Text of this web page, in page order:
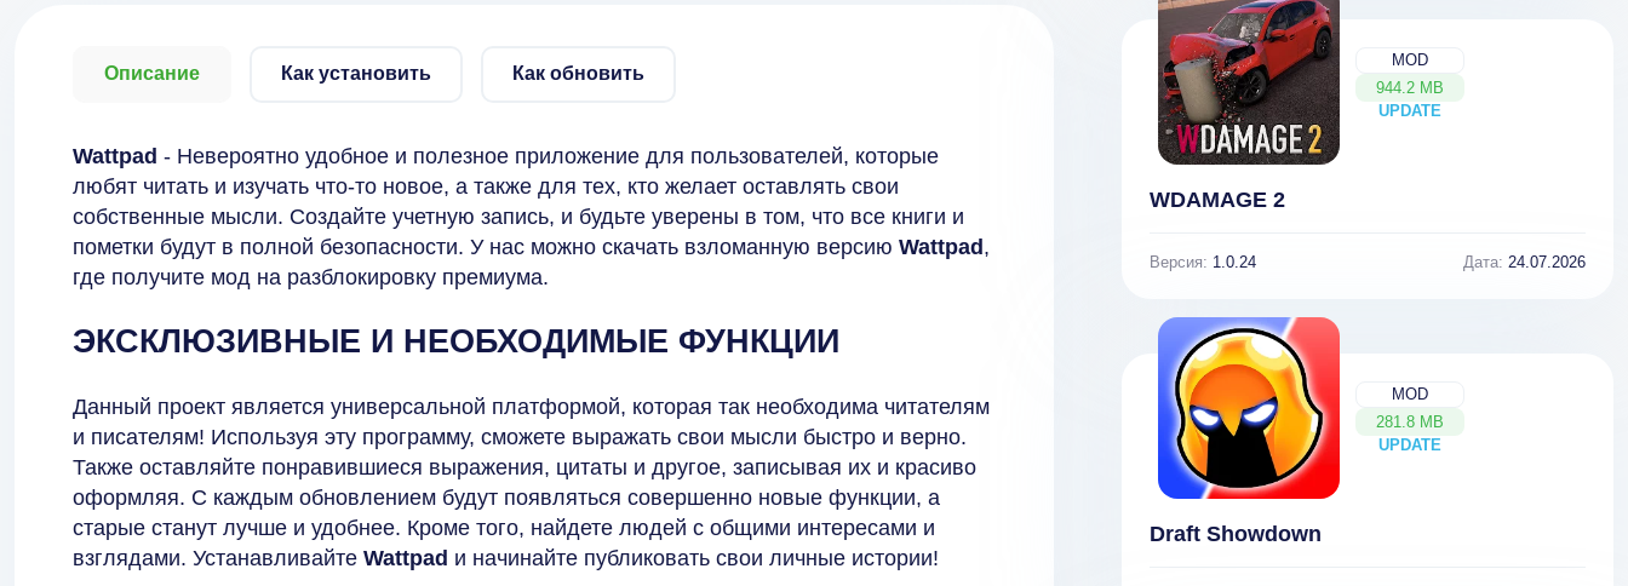
Описание Как установить Как обновить
Wattpad - Невероятно удобное и полезное приложение для пользователей, которые
любят читать и изучать что-то новое, а также для тех, кто желает оставлять свои
собственные мысли. Создайте учетную запись, и будьте уверены в том, что все книги и
пометки будут в полной безопасности. У нас можно скачать взломанную версию Wattpad ,
где получите мод на разблокировку премиума.
ЭКСКЛЮЗИВНЫЕ И НЕОБХОДИМЫЕ ФУНКЦИИ
Данный проект является универсальной платформой, которая так необходима читателям
и писателям! Используя эту программу, сможете выражать свои мысли быстро и верно.
Также оставляйте понравившиеся выражения, цитаты и другое, записывая их и красиво
оформляя. С каждым обновлением будут появляться совершенно новые функции, а
старые станут лучше и удобнее. Кроме того, найдете людей с общими интересами и
взглядами. Устанавливайте Wattpad и начинайте публиковать свои личные истории!
MOD
944.2 MB
UPDATE
NEW
WDAMAGE 2
Версия: 1.0.24 Дата: 24.07.2026
MOD
281.8 MB
UPDATE
NEW
Draft Showdown